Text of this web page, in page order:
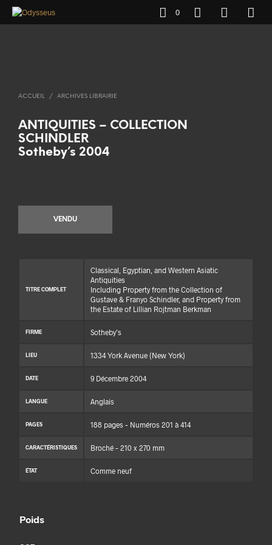
0
ACCUEIL / ARCHIVES LIBRAIRIE
ANTIQUITIES – COLLECTION
SCHINDLER
Sotheby’s 2004
VENDU
TITRE COMPLET
Classical, Egyptian, and Western Asiatic
Antiquities
Including Property from the Collection of
Gustave & Franyo Schindler, and Property from
the Estate of Lillian Rojtman Berkman
FIRME Sotheby’s
LIEU 1334 York Avenue (New York)
DATE 9 Décembre 2004
LANGUE Anglais
PAGES 188 pages – Numéros 201 à 414
CARACTÉRISTIQUES Broché – 210 x 270 mm
ÉTAT Comme neuf
Poids